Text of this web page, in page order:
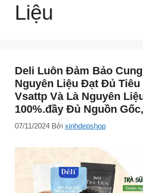
Liệu
Deli Luôn Đảm Bảo
Nguyên Liệu Đạt Đủ Tiêu
Vsattp Và Là Nguyên
100%.đầy Đủ Nguồn
07/11/2024 Bởi xinhdepshop